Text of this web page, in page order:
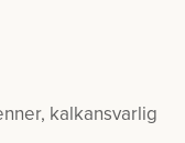
kalkansvarlig